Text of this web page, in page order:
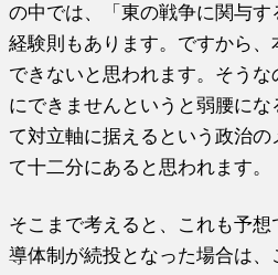
の中では、「東の戦争に関与す
経験則もあります。ですから
できないと思われます。そう
にできませんというと弱腰にな
て対立軸に据えるという政治
て十二分にあると思われます。
そこまで考えると、これも予
導体制が続投となった場合は